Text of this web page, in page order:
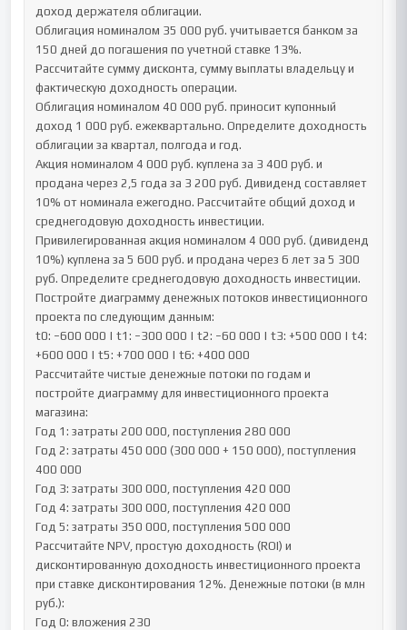
доход держателя облигации.
Облигация номиналом 35 000 руб. учитывается банком за
150 дней до погашения по учетной ставке 13%.
Рассчитайте сумму дисконта, сумму выплаты владельцу и
фактическую доходность операции.
Облигация номиналом 40 000 руб. приносит купонный
доход 1 000 руб. ежеквартально. Определите доходность
облигации за квартал, полгода и год.
Акция номиналом 4 000 руб. куплена за 3 400 руб. и
продана через 2,5 года за 3 200 руб. Дивиденд составляет
10% от номинала ежегодно. Рассчитайте общий доход и
среднегодовую доходность инвестиции.
Привилегированная акция номиналом 4 000 руб. (дивиденд
10%) куплена за 5 600 руб. и продана через 6 лет за 5 300
руб. Определите среднегодовую доходность инвестиции.
Постройте диаграмму денежных потоков инвестиционного
проекта по следующим данным:
t0: −600 000 | t1: −300 000 | t2: −60 000 | t3: +500 000 | t4:
+600 000 | t5: +700 000 | t6: +400 000
Рассчитайте чистые денежные потоки по годам и
постройте диаграмму для инвестиционного проекта
магазина:
Год 1: затраты 200 000, поступления 280 000
Год 2: затраты 450 000 (300 000 + 150 000), поступления
400 000
Год 3: затраты 300 000, поступления 420 000
Год 4: затраты 300 000, поступления 420 000
Год 5: затраты 350 000, поступления 500 000
Рассчитайте NPV, простую доходность (ROI) и
дисконтированную доходность инвестиционного проекта
при ставке дисконтирования 12%. Денежные потоки (в млн
руб.):
Год 0: вложения 230